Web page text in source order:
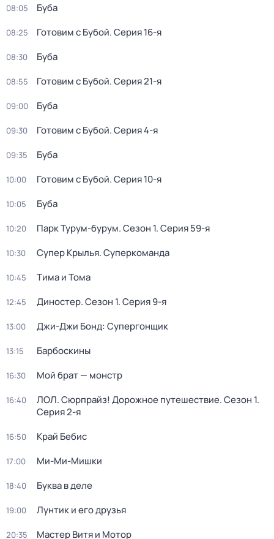
08:05 Буба
08:25 Готовим с Бубой. Серия 16-я
08:30 Буба
08:55 Готовим с Бубой. Серия 21-я
09:00 Буба
09:30 Готовим с Бубой. Серия 4-я
09:35 Буба
10:00 Готовим с Бубой. Серия 10-я
10:05 Буба
10:20 Парк Турум-бурум. Сезон 1. Серия 59-я
10:30 Супер Крылья. Суперкоманда
10:45 Тима и Тома
12:45 Диностер. Сезон 1. Серия 9-я
13:00 Джи-Джи Бонд: Супергонщик
13:15 Барбоскины
16:30 Мой брат — монстр
16:40 ЛОЛ. Сюрпрайз! Дорожное путешествие. Сезон 1.
Серия 2-я
16:50 Край Бебис
17:00 Ми-Ми-Мишки
18:40 Буква в деле
19:00 Лунтик и его друзья
20:35 Мастер Витя и Мотор